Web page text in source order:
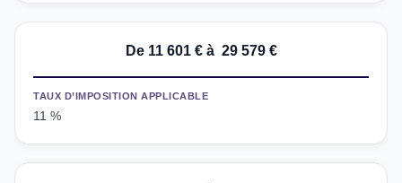
De 11 601€ à 29 579€
TAUX D’IMPOSITION APPLICABLE
11 %